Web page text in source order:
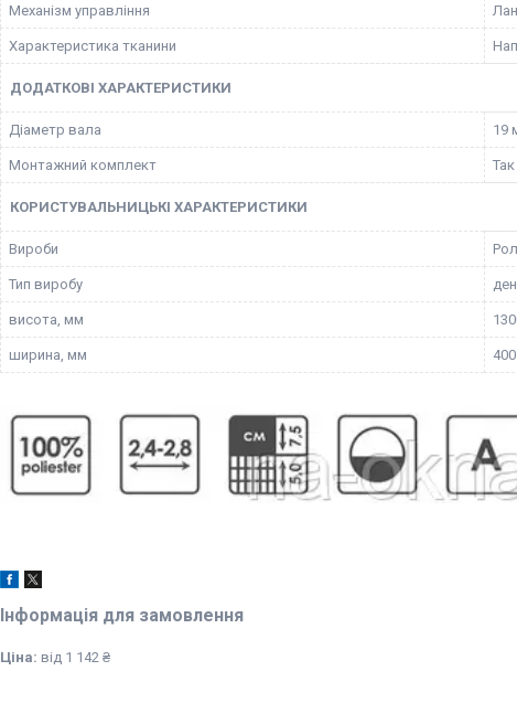
Механізм управління
Характеристика тканини
ДОДАТКОВІ ХАРАКТЕРИСТИКИ
Діаметр вала 19
Монтажний комплект Так
КОРИСТУВАЛЬНИЦЬКІ ХАРАКТЕРИСТИКИ
Вироби
Тип виробу
висота, мм
ширина, мм 400
Інформація для замовлення
Ціна: від 1 142 ₴